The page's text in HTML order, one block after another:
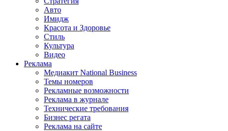
Авто
Имидж
Красота и Здоровье
Стиль
Культура
Видео
Реклама
Медиакит National Business
Темы номеров
Рекламные возможности
Реклама в журнале
Технические требования
Бизнес регата
Реклама на сайте